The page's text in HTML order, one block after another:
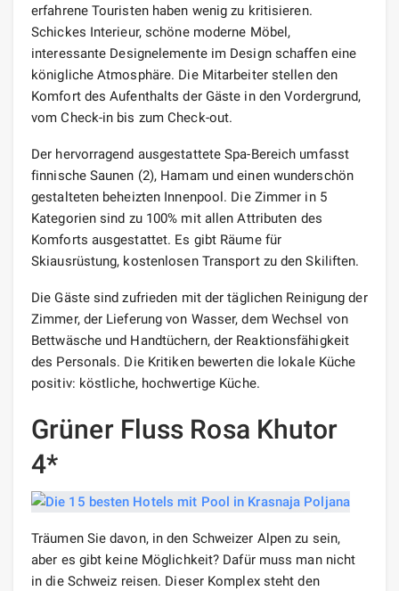
erfahrene Touristen haben wenig zu kritisieren.
Schickes Interieur, schöne moderne Möbel,
interessante Designelemente im Design schaffen eine
königliche Atmosphäre. Die Mitarbeiter stellen den
Komfort des Aufenthalts der Gäste in den Vordergrund,
vom Check-in bis zum Check-out.
Der hervorragend ausgestattete Spa-Bereich umfasst
finnische Saunen (2), Hamam und einen wunderschön
gestalteten beheizten Innenpool. Die Zimmer in 5
Kategorien sind zu 100% mit allen Attributen des
Komforts ausgestattet. Es gibt Räume für
Skiausrüstung, kostenlosen Transport zu den Skiliften.
Die Gäste sind zufrieden mit der täglichen Reinigung der
Zimmer, der Lieferung von Wasser, dem Wechsel von
Bettwäsche und Handtüchern, der Reaktionsfähigkeit
des Personals. Die Kritiken bewerten die lokale Küche
positiv: köstliche, hochwertige Küche.
Grüner Fluss Rosa Khutor
4*
Träumen Sie davon, in den Schweizer Alpen zu sein,
aber es gibt keine Möglichkeit? Dafür muss man nicht
in die Schweiz reisen. Dieser Komplex steht den